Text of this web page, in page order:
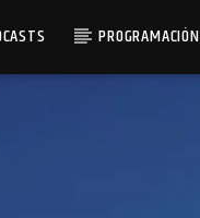
PROGRAMACIÓN